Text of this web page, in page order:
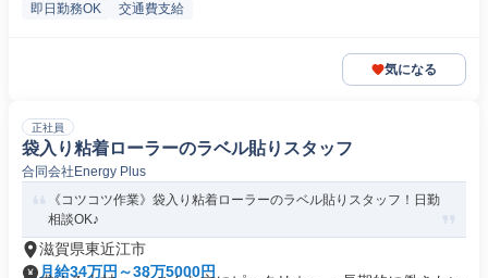
即日勤務OK 交通費支給
気になる
正社員
袋入り粘着ローラーのラベル貼りスタッフ
合同会社Energy Plus
《コツコツ作業》袋入り粘着ローラーのラベル貼りスタッフ！日勤
相談OK♪
滋賀県東近江市
月給34万円～38万5000円